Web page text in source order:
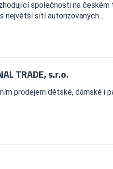
společnosti na českém
největší sítí autorizovaných...
TRADE, s.r.o.
prodejem dětské, dámské i